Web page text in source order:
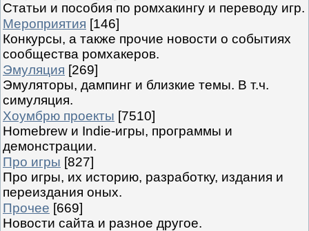
Статьи и пособия по ромхакингу и переводу игр.
Мероприятия [146]
Конкурсы, а также прочие новости о событиях
сообщества ромхакеров.
Эмуляция [269]
Эмуляторы, дампинг и близкие темы. В т.ч.
симуляция.
Хоумбрю проекты [7510]
Homebrew и Indie-игры, программы и
демонстрации.
Про игры [827]
Про игры, их историю, разработку, издания и
переиздания оных.
Прочее [669]
Новости сайта и разное другое.